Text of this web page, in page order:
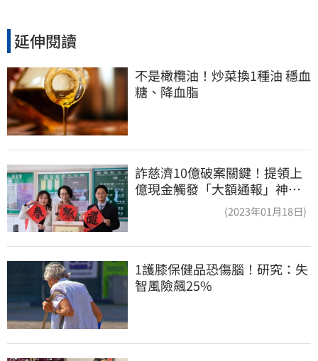
延伸閱讀
不是橄欖油！炒菜換1種油 穩血
糖、降血脂
詐慈濟10億破案關鍵！提領上
億現金觸發「大額通報」神鬼
(2023年01月18日)
1護膝保健品恐傷腦！研究：失
智風險飆25%